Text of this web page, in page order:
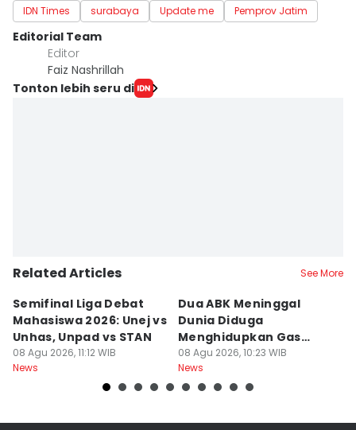
IDN Times surabaya Update me Pemprov Jatim
Editorial Team
Editor
Faiz Nashrillah
Tonton lebih seru di
Related Articles See More
Semifinal Liga Debat
Mahasiswa 2026: Unej vs
Unhas, Unpad vs STAN
08 Agu 2026, 11:12 WIB
News
Dua ABK Meninggal
Dunia Diduga
Menghidupkan Gas
Beracun di Kapal
08 Agu 2026, 10:23 WIB
News